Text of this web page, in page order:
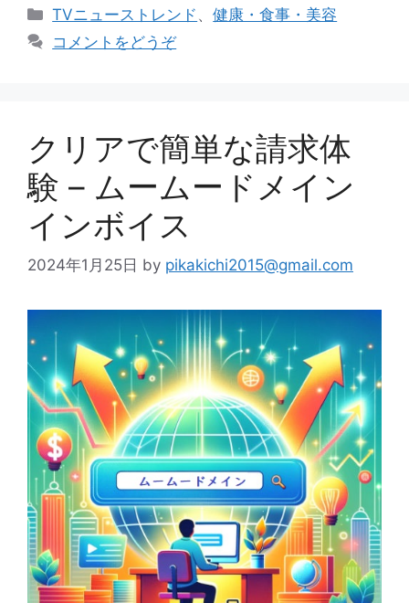
カ
TVニューストレンド 、健康・食事・美容
コメントをどうぞ
クリアで簡単な請求体
験 – ムームードメイン
インボイス
2024年1月25日 by pikakichi2015@gmail.com